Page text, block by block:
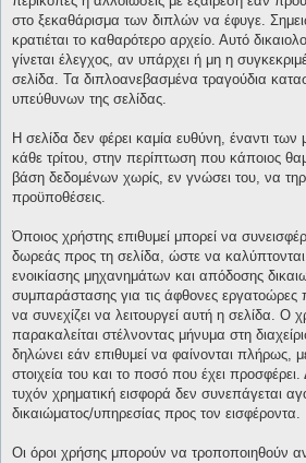
στο ξεκαθάρισμα των διπλών να έφυγε.
κρατιέται το καθαρότερο αρχείο. Αυτό
γίνεται έλεγχος, αν υπάρχει ή μη η
σελίδα. Τα διπλοανεβασμένα τραγούδια
υπεύθυνων της σελίδας.
Η σελίδα δεν φέρει καμία ευθύνη, έναντι των
κάθε τρίτου, στην περίπτωση που κάποιος
βάση δεδομένων χωρίς, εν γνώσει του, να
προϋποθέσεις.
Όποιος χρήστης επιθυμεί μπορεί να
δωρεάς προς τη σελίδα, ώστε να
ενοικίασης μηχανημάτων και απόδοσης
συμπαράστασης για τις άφθονες εργατοώρες
να συνεχίζει να λειτουργεί αυτή η σελίδα. Ο
παρακαλείται στέλνοντας μήνυμα στη
δηλώνει εάν επιθυμεί να φαίνονται πλήρως,
στοιχεία του και το ποσό που έχει
τυχόν χρηματική εισφορά δεν συνεπάγεται
δικαιώματος/υπηρεσίας προς τον εισφέροντα.
Οι όροι χρήσης μπορούν να τροποποιηθούν